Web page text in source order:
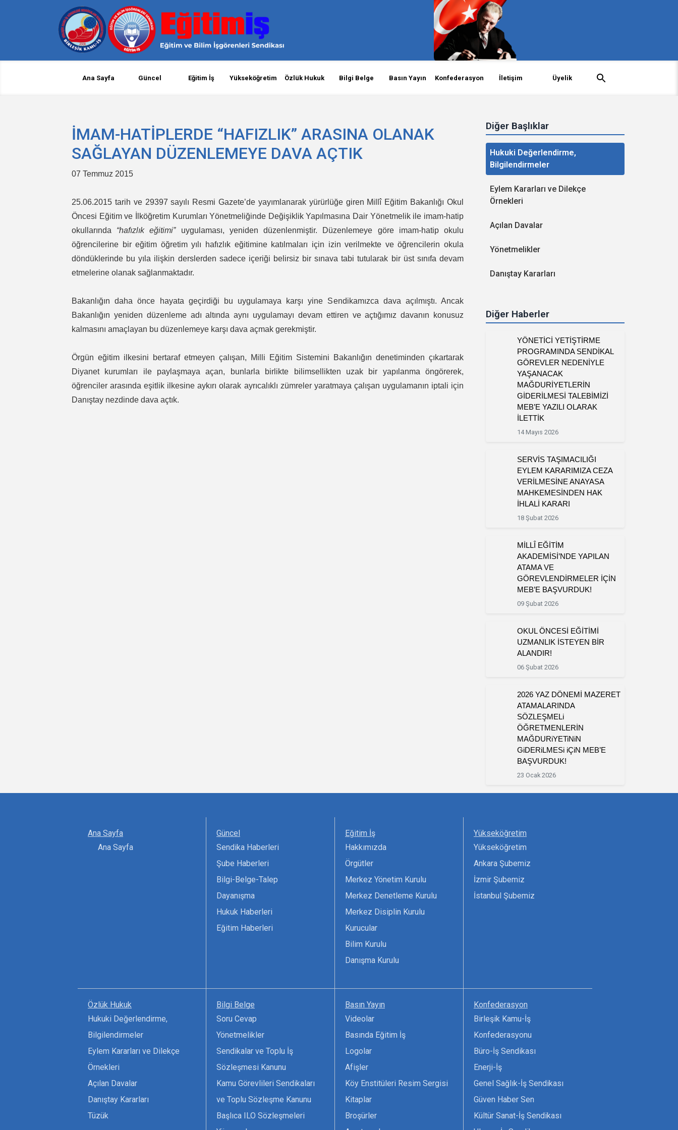
Ana Sayfa Güncel Eğitim İş Yükseköğretim Özlük Hukuk Bilgi Belge Basın Yayın Konfederasyon İletişim Üyelik
Diğer Başlıklar
Hukuki Değerlendirme,
Bilgilendirmeler
Eylem Kararları ve Dilekçe
Örnekleri
Açılan Davalar
Yönetmelikler
Danıştay Kararları
Diğer Haberler
YÖNETİCİ YETİŞTİRME
PROGRAMINDA SENDİKAL
GÖREVLER NEDENİYLE
YAŞANACAK
MAĞDURİYETLERİN
GİDERİLMESİ TALEBİMİZİ
MEB’E YAZILI OLARAK
İLETTİK
14 Mayıs 2026
SERVİS TAŞIMACILIĞI
EYLEM KARARIMIZA CEZA
VERİLMESİNE ANAYASA
MAHKEMESİNDEN HAK
İHLALİ KARARI
18 Şubat 2026
MİLLÎ EĞİTİM
AKADEMİSİ’NDE YAPILAN
ATAMA VE
GÖREVLENDİRMELER İÇİN
MEB’E BAŞVURDUK!
09 Şubat 2026
OKUL ÖNCESİ EĞİTİMİ
UZMANLIK İSTEYEN BİR
ALANDIR!
06 Şubat 2026
2026 YAZ DÖNEMİ MAZERET
ATAMALARINDA
SÖZLEŞMELi
ÖĞRETMENLERİN
MAĞDURiYETiNiN
GiDERiLMESi iÇiN MEB’E
BAŞVURDUK!
23 Ocak 2026
İMAM-HATİPLERDE “HAFIZLIK” ARASINA OLANAK
SAĞLAYAN DÜZENLEMEYE DAVA AÇTIK
07 Temmuz 2015
25.06.2015 tarih ve 29397 sayılı Resmi Gazete’de yayımlanarak yürürlüğe giren Millî Eğitim Bakanlığı Okul
Öncesi Eğitim ve İlköğretim Kurumları Yönetmeliğinde Değişiklik Yapılmasına Dair Yönetmelik ile imam-hatip
okullarında “hafızlık eğitimi”uygulaması, yeniden düzenlenmiştir. Düzenlemeye göre imam-hatip okulu
öğrencilerine bir eğitim öğretim yılı hafızlık eğitimine katılmaları için izin verilmekte ve öğrencilerin okula
döndüklerinde bu yıla ilişkin derslerden sadece içeriği belirsiz bir sınava tabi tutularak bir üst sınıfa devam
etmelerine olanak sağlanmaktadır.
Bakanlığın daha önce hayata geçirdiği bu uygulamaya karşı yine Sendikamızca dava açılmıştı. Ancak
Bakanlığın yeniden düzenleme adı altında aynı uygulamayı devam ettiren ve açtığımız davanın konusuz
kalmasını amaçlayan bu düzenlemeye karşı dava açmak gerekmiştir.
Örgün eğitim ilkesini bertaraf etmeyen çalışan, Milli Eğitim Sistemini Bakanlığın denetiminden çıkartarak
Diyanet kurumları ile paylaşmaya açan, bunlarla birlikte bilimsellikten uzak bir yapılanma öngörerek,
öğrenciler arasında eşitlik ilkesine aykırı olarak ayrıcalıklı zümreler yaratmaya çalışan uygulamanın iptali için
Danıştay nezdinde dava açtık.
Ana Sayfa
Ana Sayfa
Güncel
Sendika Haberleri
Şube Haberleri
Bilgi-Belge-Talep
Dayanışma
Hukuk Haberleri
Eğitim Haberleri
Eğitim İş
Hakkımızda
Örgütler
Merkez Yönetim Kurulu
Merkez Denetleme Kurulu
Merkez Disiplin Kurulu
Kurucular
Bilim Kurulu
Danışma Kurulu
Yükseköğretim
Yükseköğretim
Ankara Şubemiz
İzmir Şubemiz
İstanbul Şubemiz
Özlük Hukuk
Hukuki Değerlendirme,
Bilgilendirmeler
Eylem Kararları ve Dilekçe
Örnekleri
Açılan Davalar
Danıştay Kararları
Tüzük
Bilgi Belge
Soru Cevap
Yönetmelikler
Sendikalar ve Toplu İş
Sözleşmesi Kanunu
Kamu Görevlileri Sendikaları
ve Toplu Sözleşme Kanunu
Başlıca ILO Sözleşmeleri
Basın Yayın
Videolar
Basında Eğitim İş
Logolar
Afişler
Köy Enstitüleri Resim Sergisi
Kitaplar
Broşürler
Konfederasyon
Birleşik Kamu-İş
Konfederasyonu
Büro-İş Sendikası
Enerji-İş
Genel Sağlık-İş Sendikası
Güven Haber Sen
Kültür Sanat-İş Sendikası